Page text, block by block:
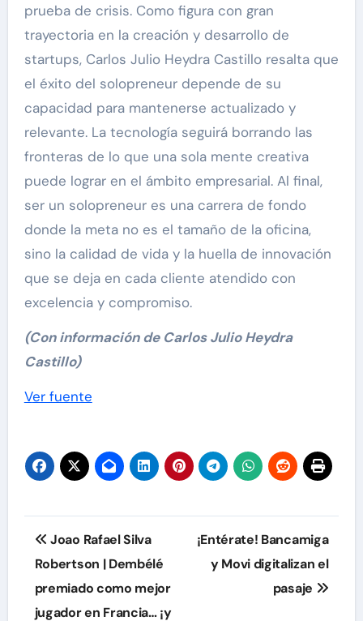
prueba de crisis. Como figura con gran
trayectoria en la creación y desarrollo de
startups, Carlos Julio Heydra Castillo resalta que
el éxito del solopreneur depende de su
capacidad para mantenerse actualizado y
relevante. La tecnología seguirá borrando las
fronteras de lo que una sola mente creativa
puede lograr en el ámbito empresarial. Al final,
ser un solopreneur es una carrera de fondo
donde la meta no es el tamaño de la oficina,
sino la calidad de vida y la huella de innovación
que se deja en cada cliente atendido con
excelencia y compromiso.
(Con información de Carlos Julio Heydra
Castillo)
Navegación
entradas
Ver fuente
Navegación
de
entradas
Joao Rafael Silva
Robertson | Dembélé
premiado como mejor
jugador en Francia… ¡y
¡Entérate! Bancamiga
y Movi digitalizan el
pasaje